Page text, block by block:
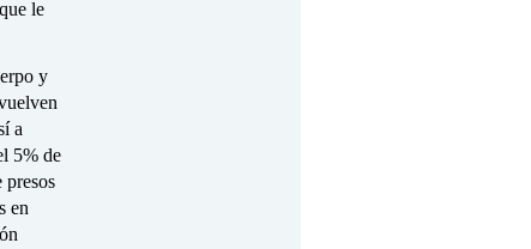
le
y
a
5% de
presos
en